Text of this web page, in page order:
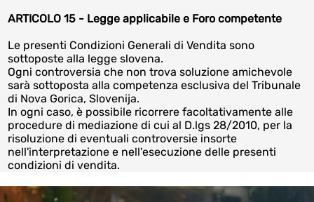
ARTICOLO 15 - Legge applicabile e Foro competente
Le presenti Condizioni Generali di Vendita sono
sottoposte alla legge slovena.
Ogni controversia che non trova soluzione amichevole
sarà sottoposta alla competenza esclusiva del Tribunale
di Nova Gorica, Slovenija.
In ogni caso, è possibile ricorrere facoltativamente alle
procedure di mediazione di cui al D.lgs 28/2010, per la
risoluzione di eventuali controversie insorte
nell'interpretazione e nell'esecuzione delle presenti
condizioni di vendita.